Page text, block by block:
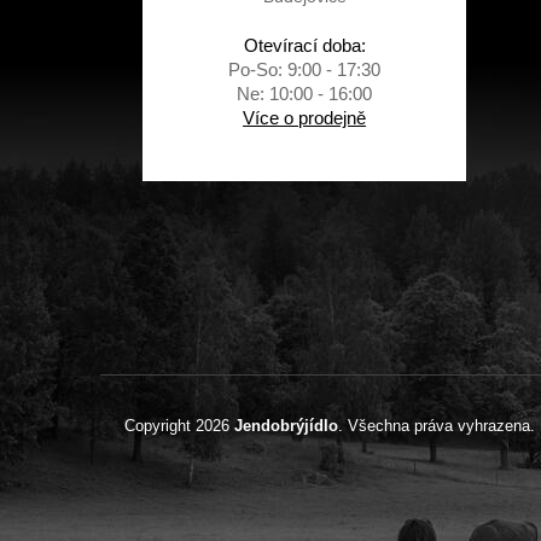
Otevírací doba:
Po-So: 9:00 - 17:30
Ne: 10:00 - 16:00
Více o prodejně
Copyright 2026 Jendobrýjídlo . Všechna práva vyhrazena.